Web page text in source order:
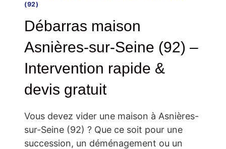
(92)
Débarras maison
Asnières-sur-Seine (92) –
Intervention rapide &
devis gratuit
Vous devez vider une maison à Asnières-
sur-Seine (92) ? Que ce soit pour une
succession, un déménagement ou un